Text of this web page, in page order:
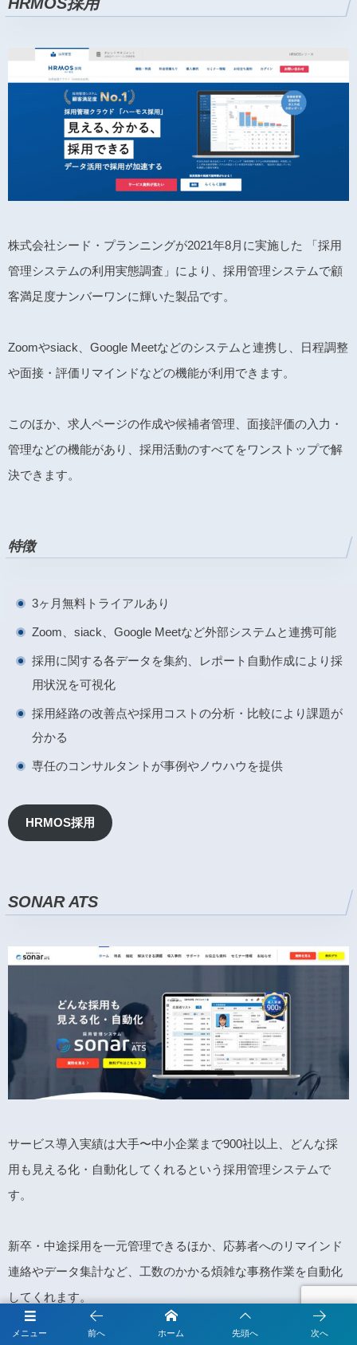
株式会社シード・プランニングが2021年8月に実施した 「採用
管理システムの利用実態調査」により、採用管理システムで顧
客満足度ナンバーワンに輝いた製品です。
Zoomやsiack、Google Meetなどのシステムと連携し、日程調整
や面接・評価リマインドなどの機能が利用できます。
このほか、求人ページの作成や候補者管理、面接評価の入力・
管理などの機能があり、採用活動のすべてをワンストップで解
決できます。
特徴
3ヶ月無料トライアルあり
Zoom、siack、Google Meetなど外部システムと連携可能
採用に関する各データを集約、レポート自動作成により採
用状況を可視化
採用経路の改善点や採用コストの分析・比較により課題が
分かる
専任のコンサルタントが事例やノウハウを提供
HRMOS採用
SONAR ATS
サービス導入実績は大手〜中小企業まで900社以上、どんな採
用も見える化・自動化してくれるという採用管理システムで
す。
新卒・中途採用を一元管理できるほか、応募者へのリマインド
連絡やデータ集計など、工数のかかる煩雑な事務作業を自動化
してくれます。
メニュー 前へ ホーム 先頭へ 次へ